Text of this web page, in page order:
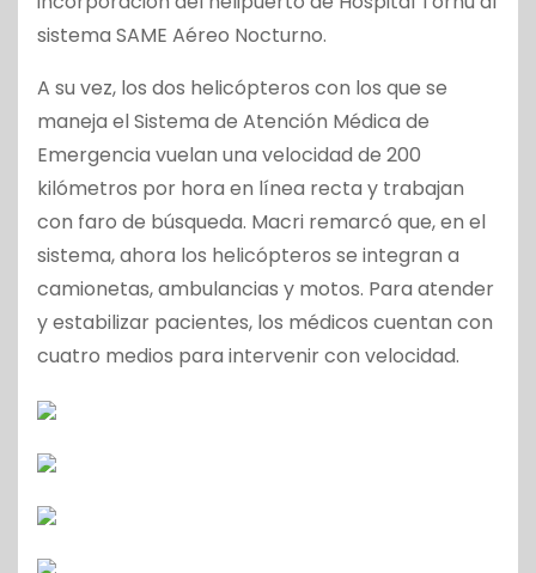
sistema SAME Aéreo Nocturno.
A su vez, los dos helicópteros con los que se
maneja el Sistema de Atención Médica de
Emergencia vuelan una velocidad de 200
kilómetros por hora en línea recta y trabajan
con faro de búsqueda. Macri remarcó que, en el
sistema, ahora los helicópteros se integran a
camionetas, ambulancias y motos. Para atender
y estabilizar pacientes, los médicos cuentan con
cuatro medios para intervenir con velocidad.